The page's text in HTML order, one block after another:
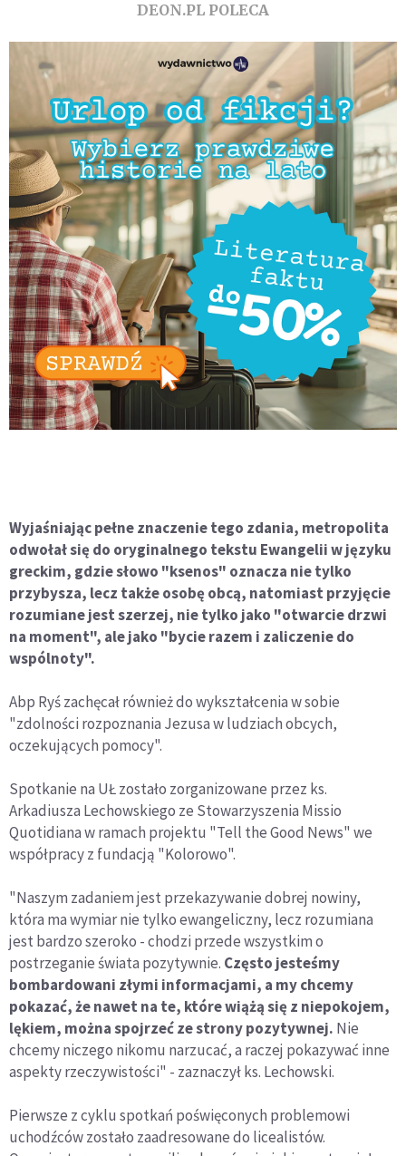
DEON.PL POLECA
Wyjaśniając pełne znaczenie tego zdania, metropolita
odwołał się do oryginalnego tekstu Ewangelii w języku
greckim, gdzie słowo "ksenos" oznacza nie tylko
przybysza, lecz także osobę obcą, natomiast przyjęcie
rozumiane jest szerzej, nie tylko jako "otwarcie drzwi
na moment", ale jako "bycie razem i zaliczenie do
wspólnoty".
Abp Ryś zachęcał również do wykształcenia w sobie
"zdolności rozpoznania Jezusa w ludziach obcych,
oczekujących pomocy".
Spotkanie na UŁ zostało zorganizowane przez ks.
Arkadiusza Lechowskiego ze Stowarzyszenia Missio
Quotidiana w ramach projektu "Tell the Good News" we
współpracy z fundacją "Kolorowo".
"Naszym zadaniem jest przekazywanie dobrej nowiny,
która ma wymiar nie tylko ewangeliczny, lecz rozumiana
jest bardzo szeroko - chodzi przede wszystkim o
postrzeganie świata pozytywnie. Często jesteśmy
bombardowani złymi informacjami, a my chcemy
pokazać, że nawet na te, które wiążą się z niepokojem,
lękiem, można spojrzeć ze strony pozytywnej. Nie
chcemy niczego nikomu narzucać, a raczej pokazywać inne
aspekty rzeczywistości" - zaznaczył ks. Lechowski.
Pierwsze z cyklu spotkań poświęconych problemowi
uchodźców zostało zaadresowane do licealistów.